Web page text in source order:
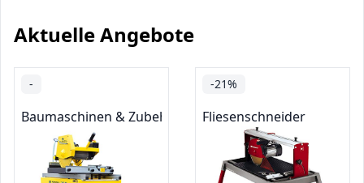
Aktuelle Angebote
-
Baumaschinen & Zubehör
-21%
Fliesenschneider